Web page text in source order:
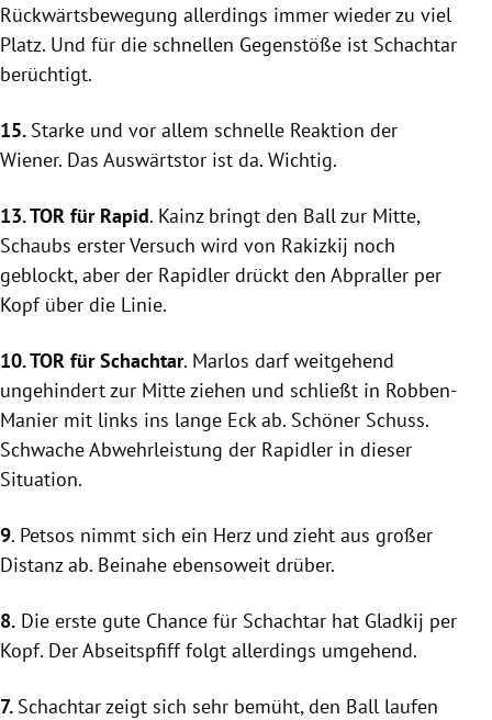
Rückwärtsbewegung allerdings immer wieder zu viel
Platz. Und für die schnellen Gegenstöße ist Schachtar
berüchtigt.
15. Starke und vor allem schnelle Reaktion der
Wiener. Das Auswärtstor ist da. Wichtig.
13. TOR für Rapid. Kainzbringt den Ball zur Mitte,
Schaubs erster Versuch wird von Rakizkij noch
geblockt, aber der Rapidler drückt den Abpraller per
Kopf über die Linie.
10. TOR fürSchachtar. Marlos darf weitgehend
ungehindert zur Mitte ziehen und schließt in Robben-
Manier mit links ins lange Eck ab. Schöner Schuss.
Schwache Abwehrleistung der Rapidler in dieser
Situation.
9. Petsos nimmt sich ein Herz und zieht aus großer
Distanz ab. Beinahe ebensoweit drüber.
8. Die erste gute Chance für Schachtar hat Gladkij per
Kopf. Der Abseitspfiff folgt allerdings umgehend.
7. Schachtarzeigt sich sehr bemüht, den Ball laufen